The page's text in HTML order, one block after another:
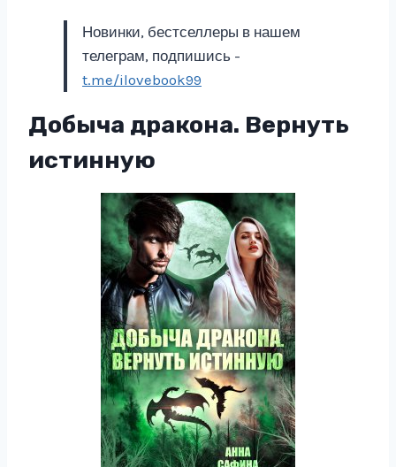
Новинки, бестселлеры в нашем
телеграм, подпишись -
t.me/ilovebook99
Добыча дракона. Вернуть
истинную